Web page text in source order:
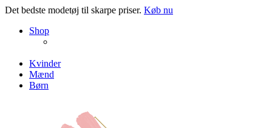
Det bedste modetøj til skarpe priser. Køb nu
Shop
Kvinder
Mænd
Børn